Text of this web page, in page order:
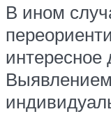
В ином
интересное